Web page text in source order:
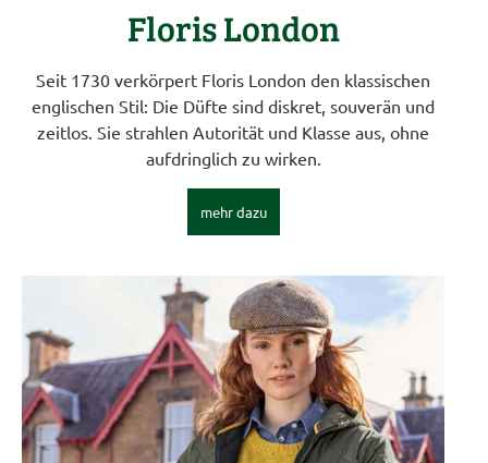
Floris London
Seit 1730 verkörpert Floris London den klassischen
englischen Stil: Die Düfte sind diskret, souverän und
zeitlos. Sie strahlen Autorität und Klasse aus, ohne
aufdringlich zu wirken.
mehr dazu